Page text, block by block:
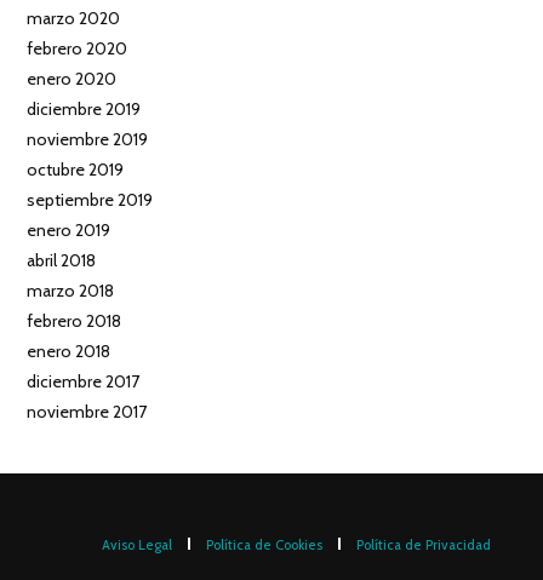
marzo 2020
febrero 2020
enero 2020
diciembre 2019
noviembre 2019
octubre 2019
septiembre 2019
enero 2019
abril 2018
marzo 2018
febrero 2018
enero 2018
diciembre 2017
noviembre 2017
Aviso Legal Política de Cookies Política de Privacidad